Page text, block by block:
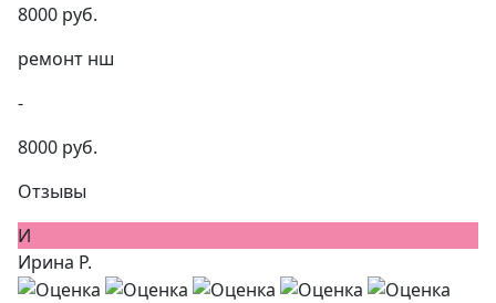
8000 руб.
ремонт нш
-
8000 руб.
Отзывы
И
Ирина Р.